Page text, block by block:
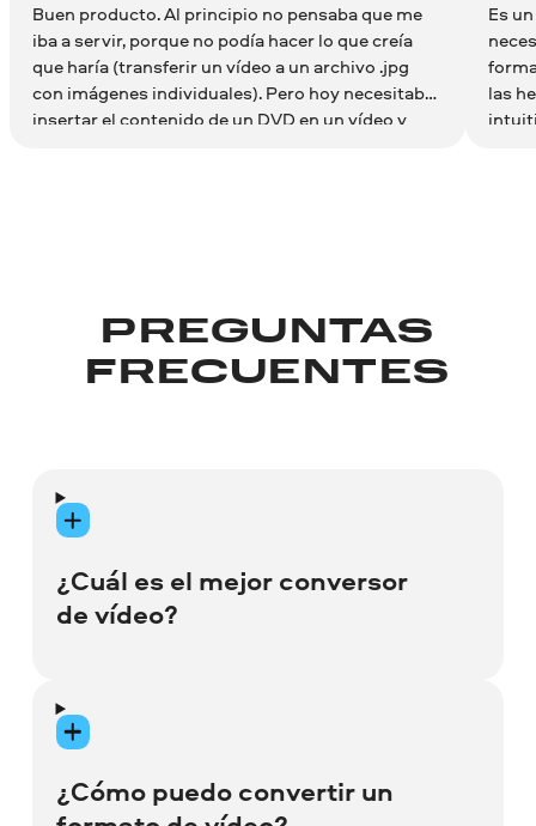
Buen producto. Al principio no pensaba que me
iba a servir, porque no podía hacer lo que creía
que haría (transferir un vídeo a un archivo .jpg
con imágenes individuales). Pero hoy necesitaba
insertar el contenido de un DVD en un vídeo y
Es
las
PREGUNTAS
FRECUENTES
¿Cuál es el mejor conversor
de vídeo?
Hay muchos conversores de medios que
pueden ayudarle a manejar sus archivos
con varios grados de éxito. Encontrar la
herramienta que haga exactamente lo
¿Cómo puedo convertir un